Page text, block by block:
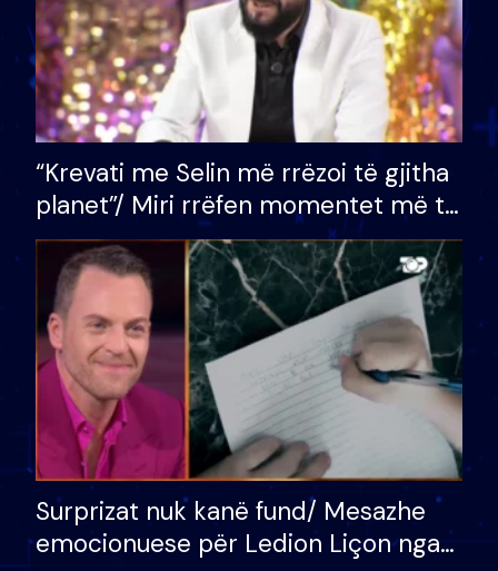
“Krevati me Selin më rrëzoi të gjitha
planet”/ Miri rrëfen momentet më të
bukura në shtëpinë e BB VIP: Do më
mungojë zilja e mëngjesit kur…
Surprizat nuk kanë fund/ Mesazhe
emocionuese për Ledion Liçon nga